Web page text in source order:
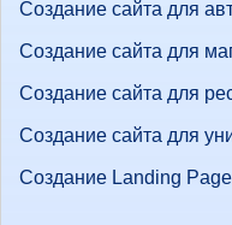
Создание сайта для
Создание сайта для
Создание сайта для
Создание сайта для
Создание Landing Page